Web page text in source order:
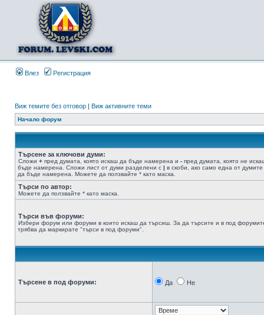
Влез Регистрация
Виж темите без отговор | Виж активните теми
Начало форум
Търсене за ключови думи:
Сложи + пред думата, която искаш да бъде намерена и - пред думата, която не
бъде намерена. Сложи лист от думи разделени с | в скоби, ако само една от думите
да бъде намерена. Можете да ползвайте * като маска.
Търси по автор:
Можете да ползвайте * като маска.
Търси във форуми:
Избери форум или форуми в които искаш да търсиш. За да търсите и в под
трябва да маркирате "търси в под форуми".
Търсене в под форуми: Да Не